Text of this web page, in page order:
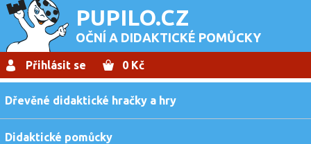
PUPILO.CZ
OČNÍ A DIDAKTICKÉ POMŮCKY
Přihlásit se 0 Kč
Dřevěné didaktické hračky a hry
Didaktické pomůcky